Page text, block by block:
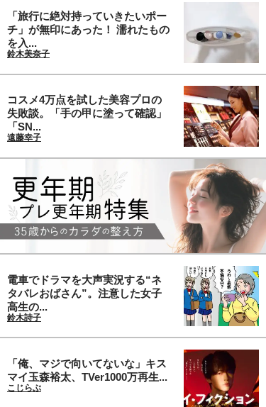
「旅行に絶対持っていきたいポー
チ」が無印にあった！ 濡れたもの
を入...
鈴木美奈子
コスメ4万点を試した美容プロの
失敗談。「手の甲に塗って確認」
「SN...
遠藤幸子
電車でドラマを大声実況する“ネ
タバレおばさん”。注意した女子
高生の...
鈴木詩子
「俺、マジで向いてないな」キス
マイ玉森裕太、TVer1000万再生...
こじらぶ